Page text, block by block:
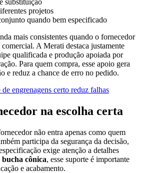
substituição
projetos
quando bem especificado
mais consistentes quando o fornecedor
A Merati destaca justamente
qualificada e produção apoiada por
Para quem compra, esse apoio gera
e reduz a chance de erro no pedido.
engrenagens certo reduz falhas
na escolha certa
não entra apenas como quem
participa da segurança da decisão,
exige atenção a detalhes
bucha cônica, esse suporte é importante
e acabamento.